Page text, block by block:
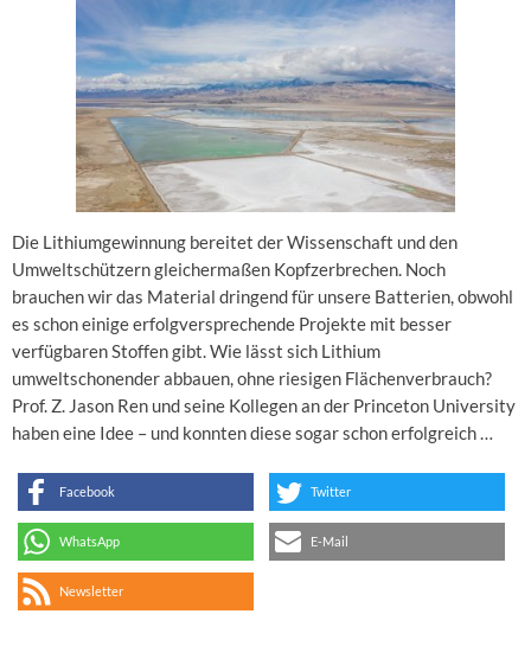
Die Lithiumgewinnung bereitet der Wissenschaft und den
Umweltschützern gleichermaßen Kopfzerbrechen. Noch
brauchen wir das Material dringend für unsere Batterien, obwohl
es schon einige erfolgversprechende Projekte mit besser
verfügbaren Stoffen gibt. Wie lässt sich Lithium
umweltschonender abbauen, ohne riesigen Flächenverbrauch?
Prof. Z. Jason Ren und seine Kollegen an der Princeton University
haben eine Idee – und konnten diese sogar schon erfolgreich …
Facebook Twitter
WhatsApp E-Mail
Newsletter